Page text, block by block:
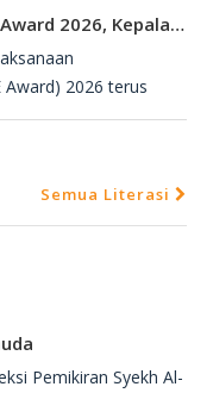
Jelang Muhammadiyah Education Award 2026, Kepala SMAMDA Sidoarjo Suntik Semangat Kontingen
2026 terus
Semua Literasi
Pemikiran Syekh Al-